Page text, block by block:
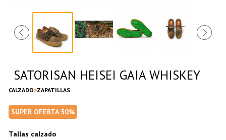
SATORISAN HEISEI GAIA WHISKEY
CALZADO ZAPATILLAS
SUPER OFERTA 50%
Tallas calzado